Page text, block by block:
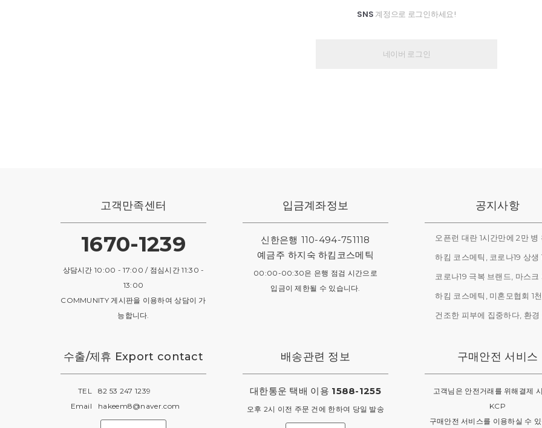
SNS 계정으로 로그인하세요!
네이버 로그인
고객만족센터
1670-1239
상담시간 10:00 - 17:00 / 점심시간 11:30 -
13:00
COMMUNITY 게시판을 이용하여 상담이 가
능합니다.
입금계좌정보
신한은행 110-494-751118
예금주 하지숙 하킴코스메틱
00:00-00:30은 은행 점검 시간으로
입금이 제한될 수 있습니다.
공지사항
수출/제휴 Export contact
TEL
82 53 247 1239
Email
hakeem8@naver.com
배송관련 정보
대한통운 택배 이용 1588-1255
오후 2시 이전 주문 건에 한하여 당일 발송
구매안전 서비스
고객님은 안전거래를 위해결제
KCP
구매안전 서비스를 이용하실 수